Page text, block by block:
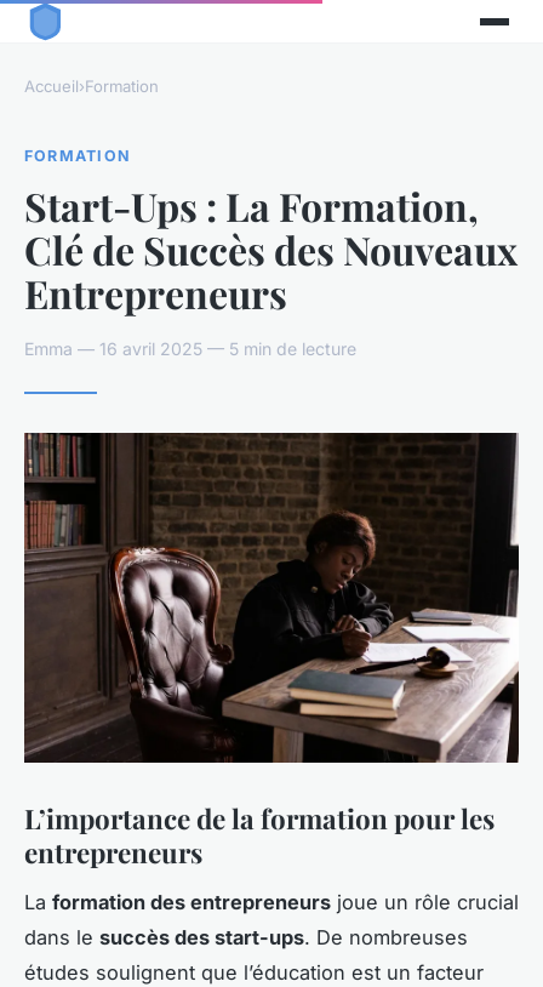
Accueil›Formation
FORMATION
Start-Ups : La Formation,
Clé de Succès des Nouveaux
Entrepreneurs
Emma — 16 avril 2025 — 5 min de lecture
L’importance de la formation pour les
entrepreneurs
La formation des entrepreneurs joue un rôle crucial
dans le succès des start-ups. De nombreuses
études soulignent que l’éducation est un facteur